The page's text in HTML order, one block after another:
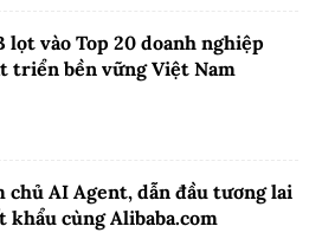
lọt vào Top 20 doanh nghiệp
triển bền vững Việt Nam
chủ AI Agent, dẫn đầu tương lai
khẩu cùng Alibaba.com